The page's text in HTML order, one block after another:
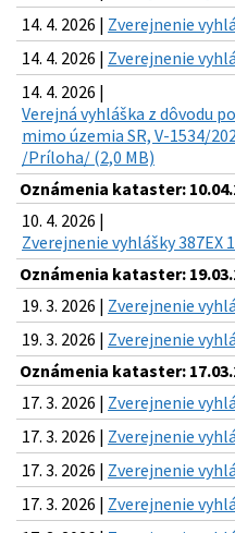
14. 4. 2026 | Zverejnenie
14. 4. 2026 | Zverejnenie
14. 4. 2026 |
Verejná vyhláška z dôvodu
mimo územia SR, V-1534/
/Príloha/ (2,0 MB)
Oznámenia kataster:
10. 4. 2026 |
Zverejnenie vyhlášky 387EX
Oznámenia kataster:
19. 3. 2026 | Zverejnenie
19. 3. 2026 | Zverejnenie
Oznámenia kataster:
17. 3. 2026 | Zverejnenie
17. 3. 2026 | Zverejnenie
17. 3. 2026 | Zverejnenie
17. 3. 2026 | Zverejnenie